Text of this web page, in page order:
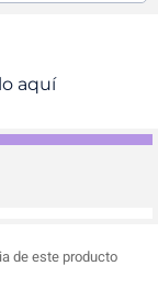
aquí
de este producto